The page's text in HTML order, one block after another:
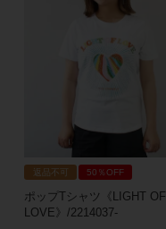
返品不可 50％OFF
ポップTシャツ《LIGHT OF
LOVE》/2214037-